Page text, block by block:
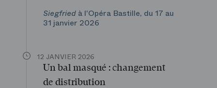
Siegfriedà l'Opéra Bastille, du 17 au
31 janvier 2026
12 JANVIER 2026
Un bal masqué : changement
de distribution